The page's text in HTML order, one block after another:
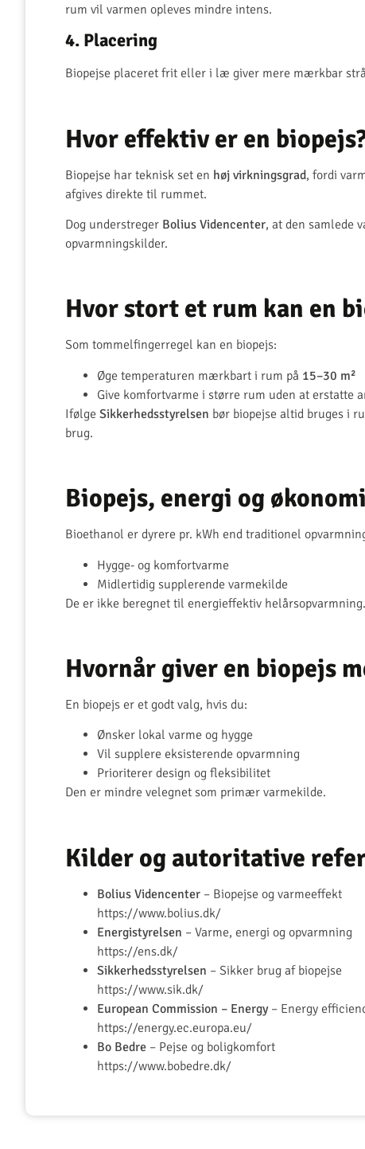
rum vil varmen opleves mindre intens.
4. Placering
Biopejse placeret frit eller i læ giver mere mærkbar
Hvor effektiv er en
Biopejse har teknisk set en høj virkningsgrad, fordi
afgives direkte til rummet.
Dog understreger Bolius Videncenter, at den samlede
opvarmningskilder.
Hvor stort et rum kan en
Som tommelfingerregel kan en biopejs:
Øge temperaturen mærkbart i rum på 15–30 m²
Give komfortvarme i større rum uden at erstatte
Ifølge Sikkerhedsstyrelsen bør biopejse altid bruges i
brug.
Biopejs, energi og økonomi
Bioethanol er dyrere pr. kWh end traditionel
Hygge- og komfortvarme
Midlertidig supplerende varmekilde
De er ikke beregnet til energieffektiv helårsopvarmning.
Hvornår giver en biopejs
En biopejs er et godt valg, hvis du:
Ønsker lokal varme og hygge
Vil supplere eksisterende opvarmning
Prioriterer design og fleksibilitet
Den er mindre velegnet som primær varmekilde.
Kilder og autoritative
Bolius Videncenter – Biopejse og varmeeffekt
https://www.bolius.dk/
Energistyrelsen – Varme, energi og opvarmning
https://ens.dk/
Sikkerhedsstyrelsen – Sikker brug af biopejse
https://www.sik.dk/
European Commission – Energy– Energy
https://energy.ec.europa.eu/
Bo Bedre – Pejse og boligkomfort
https://www.bobedre.dk/